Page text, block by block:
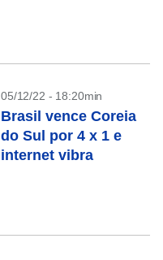
05/12/22 - 18:20min
Brasil vence Coreia
do Sul por 4 x 1 e
internet vibra